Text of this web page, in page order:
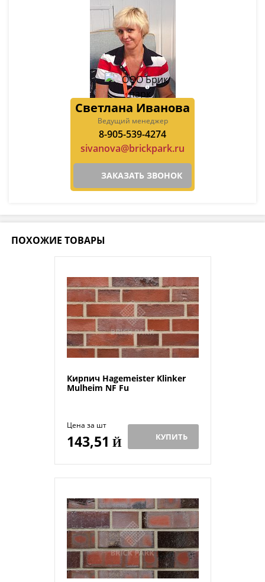
Светлана Иванова
Ведущий менеджер
8-905-539-4274
sivanova@brickpark.ru
ЗАКАЗАТЬ ЗВОНОК
ПОХОЖИЕ ТОВАРЫ
Кирпич Hagemeister Klinker
Mulheim NF Fu
Цена за шт
143,51 Й КУПИТЬ